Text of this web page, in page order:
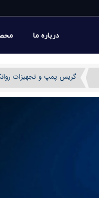
درباره ما
گریس پمپ و تجهیزات